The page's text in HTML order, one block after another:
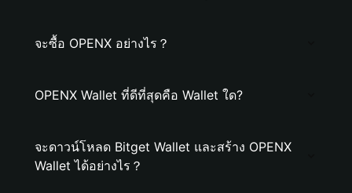
จะซื้อ OPENX อย่างไร？
OPENX Wallet ที่ดีที่สุดคือ Wallet ใด?
จะดาวน์โหลด Bitget Wallet และสร้าง OPENX
Wallet ได้อย่างไร？